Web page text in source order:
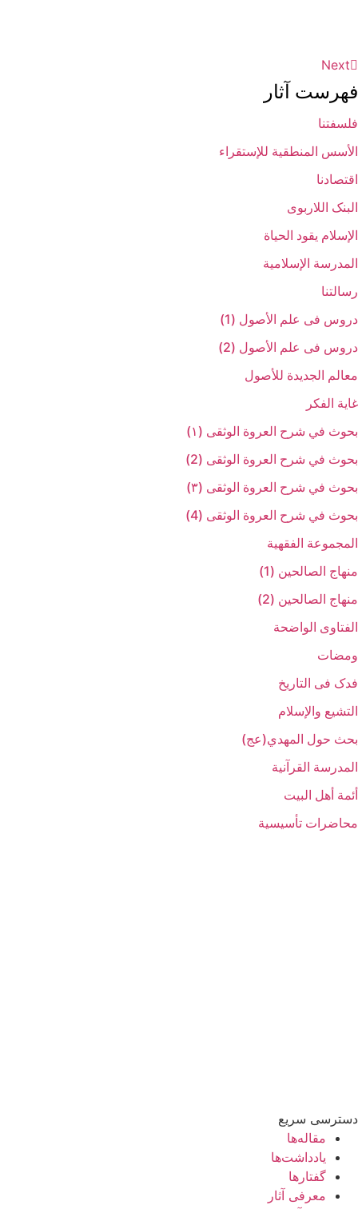
فهرست آثار
فلسفتنا
الأسس المنطقیة للإستقراء
اقتصادنا
البنک اللاربوی
الإسلام یقود الحیاة
المدرسة الإسلامیة
رسالتنا
دروس فی علم الأصول (1)
دروس فی علم الأصول (2)
معالم الجدیدة للأصول
غایة الفکر
بحوث في شرح العروة الوثقی (۱)
بحوث في شرح العروة الوثقی (2)
بحوث في شرح العروة الوثقی (۳)
بحوث في شرح العروة الوثقی (4)
المجموعة الفقهیة
منهاج الصالحین (1)
منهاج الصالحین (2)
الفتاوی الواضحة
ومضات
فدک فی التاریخ
التشیع والإسلام
بحث حول المهدي(عج)
المدرسة القرآنیة
أئمة أهل البیت
محاضرات تأسیسیة
دسترسی سریع
مقاله‌ها
یادداشت‌ها
گفتارها
معرفی آثار